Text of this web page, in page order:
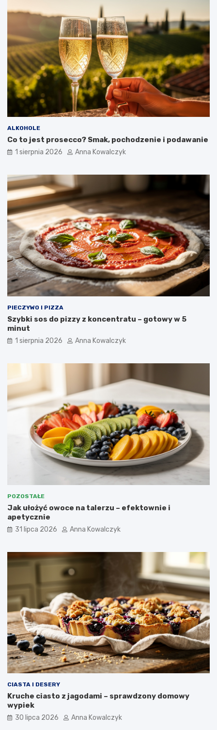
ALKOHOLE
Co to jest prosecco? Smak, pochodzenie i podawanie
1 sierpnia 2026 Anna Kowalczyk
PIECZYWO I PIZZA
Szybki sos do pizzy z koncentratu – gotowy w 5
minut
1 sierpnia 2026 Anna Kowalczyk
POZOSTAŁE
Jak ułożyć owoce na talerzu – efektownie i
apetycznie
31 lipca 2026 Anna Kowalczyk
CIASTA I DESERY
Kruche ciasto z jagodami – sprawdzony domowy
wypiek
30 lipca 2026 Anna Kowalczyk